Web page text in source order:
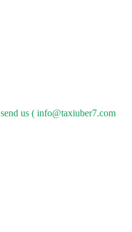
send us ( info@taxiuber7.com